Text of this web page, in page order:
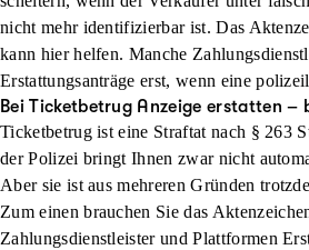
nicht mehr identifizierbar ist. Das
kann hier helfen. Manche
Erstattungsanträge erst, wenn eine
Bei Ticketbetrug Anzeige erstatten –
Ticketbetrug ist eine Straftat nach § 263
der Polizei bringt Ihnen zwar nicht
Aber sie ist aus mehreren Gründen
Zum einen brauchen Sie das
Zahlungsdienstleister und Plattformen